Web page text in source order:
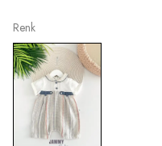
Renk